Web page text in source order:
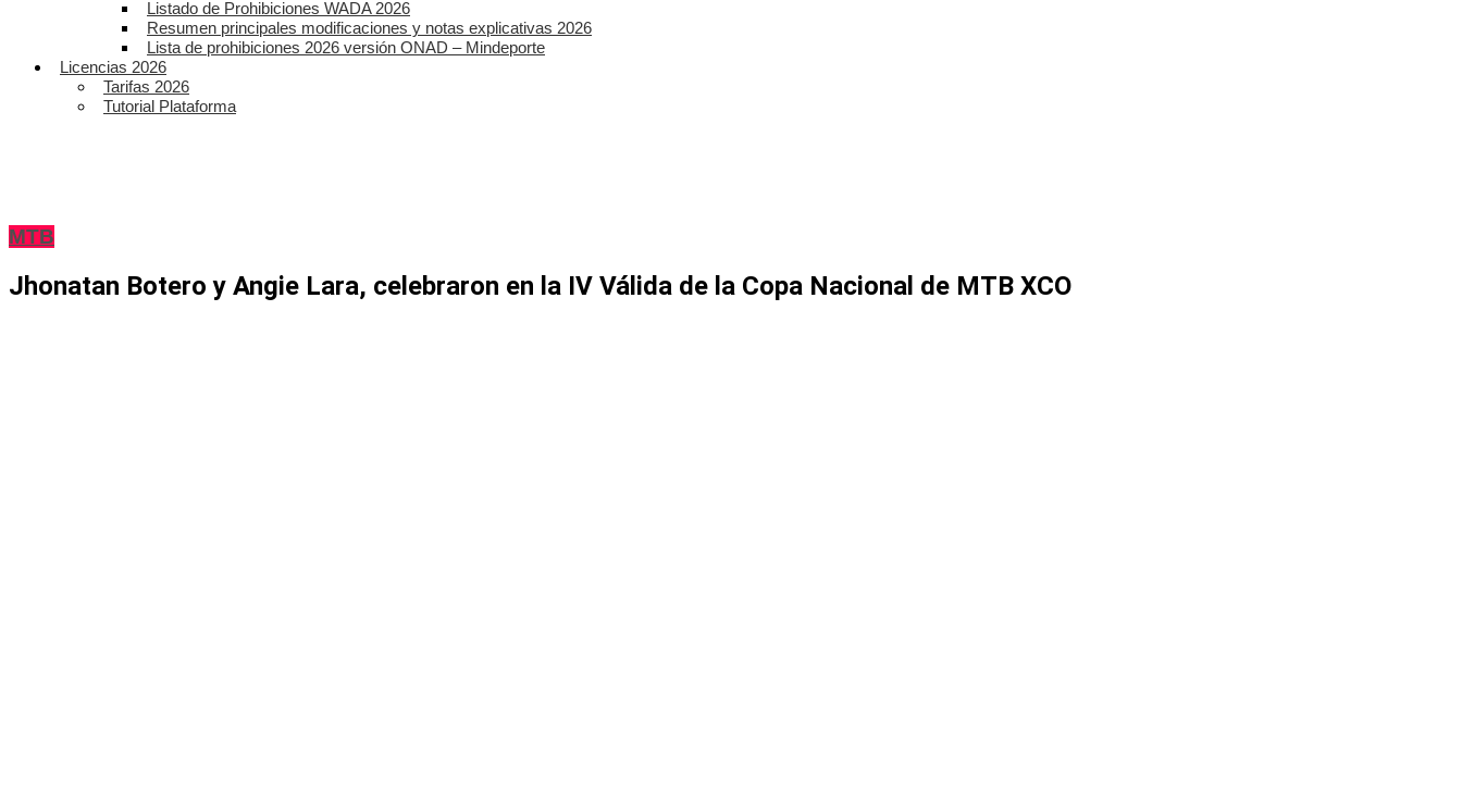
Listado de Prohibiciones WADA 2026
Resumen principales modificaciones y notas explicativas 2026
Lista de prohibiciones 2026 versión ONAD – Mindeporte
Licencias 2026
Tarifas 2026
Tutorial Plataforma
MTB
Jhonatan Botero y Angie Lara, celebraron en la IV Válida de la Copa Nacional de MTB XCO